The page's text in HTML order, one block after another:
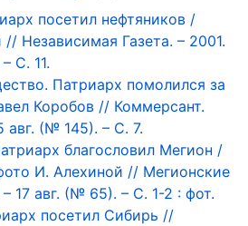
посетил нефтяников /
Независимая Газета. – 2001.
С. 11.
Патриарх помолился за
Коробов // Коммерсант.
авг. (№ 145). – С. 7.
благословил Мегион /
И. Алехиной // Мегионские
17 авг. (№ 65). – С. 1-2 : фот.
посетил Сибирь //